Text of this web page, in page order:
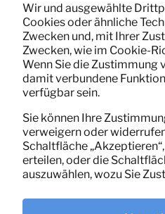
Wir und ausgewählte
Cookies oder ähnliche
Zwecken und, mit Ihrer
Zwecken, wie im Cookie-
Wenn Sie die Zustimmung
damit verbundene
verfügbar sein.
Sie können Ihre
verweigern oder
Schaltfläche
erteilen, oder die
auszuwählen, wozu Sie